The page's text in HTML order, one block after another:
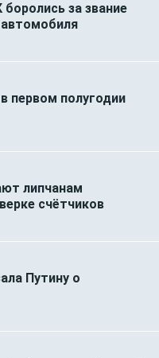
за звание
первом полугодии
липчанам
счётчиков
Путину о